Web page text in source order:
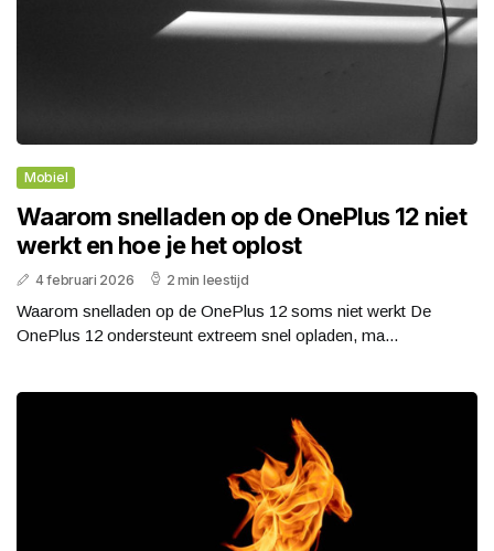
Mobiel
Waarom snelladen op de OnePlus 12 niet
werkt en hoe je het oplost
4 februari 2026 2 min leestijd
Waarom snelladen op de OnePlus 12 soms niet werkt De
OnePlus 12 ondersteunt extreem snel opladen, ma...